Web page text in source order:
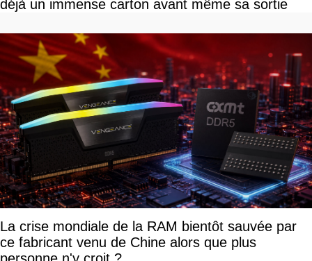
déjà un immense carton avant même sa sortie
La crise mondiale de la RAM bientôt sauvée par
ce fabricant venu de Chine alors que plus